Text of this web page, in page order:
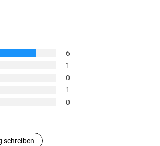
6
1
0
1
0
schreiben